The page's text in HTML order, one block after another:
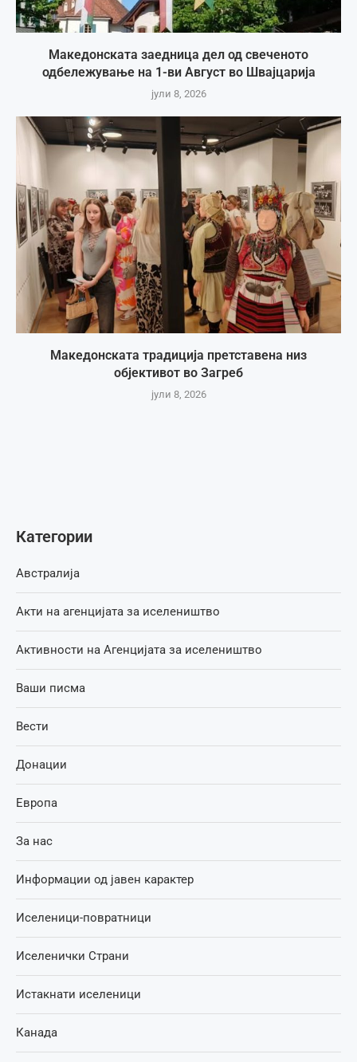
Македонската заедница дел од свеченото
одбележување на 1-ви Август во Швајцарија
јули 8, 2026
Македонската традиција претставена низ
објективот во Загреб
јули 8, 2026
Категории
Австралија
Акти на агенцијата за иселеништво
Активности на Агенцијата за иселеништво
Ваши писма
Вести
Донации
Европа
За нас
Информации од јавен карактер
Иселеници-повратници
Иселенички Страни
Истакнати иселеници
Канада